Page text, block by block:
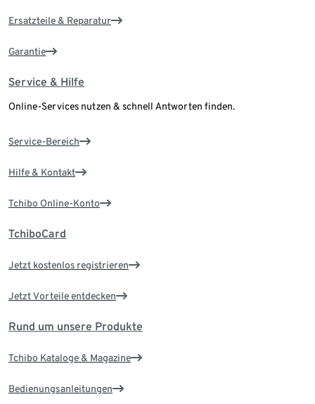
Ersatzteile & Reparatur
Garantie
Service & Hilfe
Online-Services nutzen & schnell Antworten finden.
Service-Bereich
Hilfe & Kontakt
Tchibo Online-Konto
TchiboCard
Jetzt kostenlos registrieren
Jetzt Vorteile entdecken
Rund um unsere Produkte
Tchibo Kataloge & Magazine
Bedienungsanleitungen